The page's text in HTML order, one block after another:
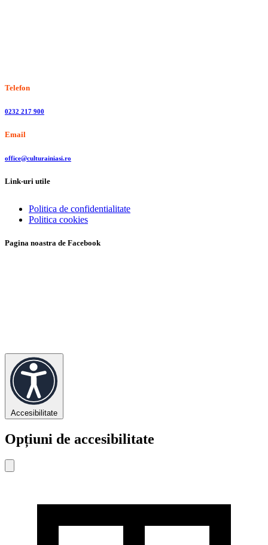
Telefon
0232 217 900
Email
office@culturainiasi.ro
Link-uri utile
Politica de confidentialitate
Politica cookies
Pagina noastra de Facebook
Accesibilitate
Opțiuni de accesibilitate